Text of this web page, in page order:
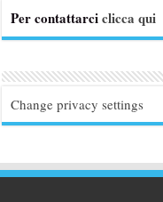
Per contattarciclicca qui
Change privacy settings